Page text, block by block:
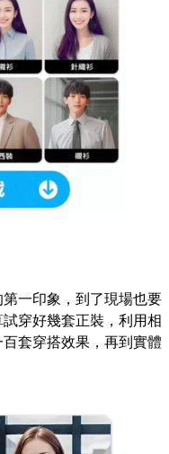
一印象，到了現場也要
穿好幾套正裝，利用相
套穿搭效果，再到實體